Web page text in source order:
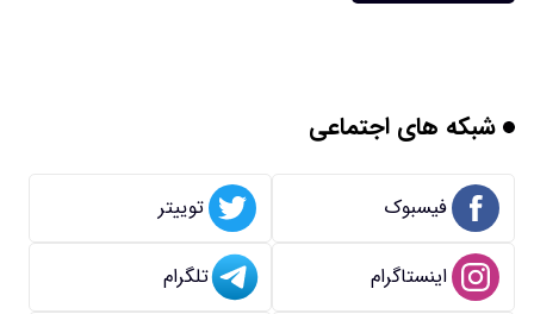
شبکه های اجتماعی
فیسبوک توییتر
اینستاگرام تلگرام